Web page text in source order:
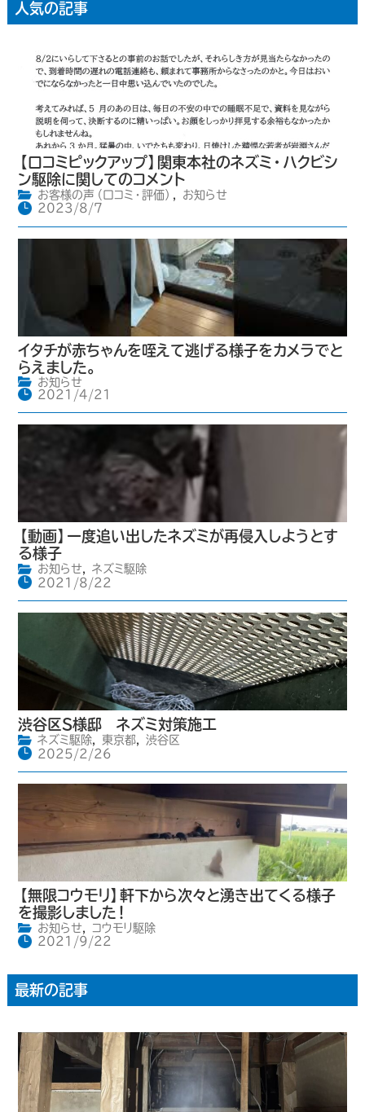
人気の記事
【口コミピックアップ】関東本社のネズミ・ハクビシ
ン駆除に関してのコメント
お客様の声（口コミ・評価） ,
お知らせ
2023/8/7
イタチが赤ちゃんを咥えて逃げる様子をカメラでと
らえました。
お知らせ
2021/4/21
【動画】一度追い出したネズミが再侵入しようとす
る様子
お知らせ,
ネズミ駆除
2021/8/22
渋谷区S様邸 ネズミ対策施工
ネズミ駆除, 東京都,
渋谷区
2025/2/26
【無限コウモリ】軒下から次々と湧き出てくる様子
を撮影しました！
お知らせ,
コウモリ駆除
2021/9/22
最新の記事